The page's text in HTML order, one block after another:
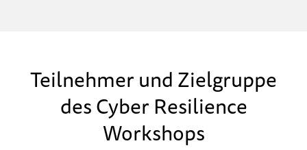
Teilnehmer und Zielgruppe
des Cyber Resilience
Workshops